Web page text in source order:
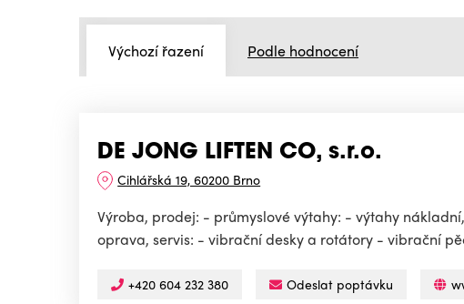
Výchozí řazení Podle hodnocení
DE JONG LIFTEN CO, s.r.o.
Cihlářská 19, 60200 Brno
Výroba, prodej: - průmyslové výtahy: - výtahy
oprava, servis: - vibrační desky a rotátory - vibrační
+420 604 232 380 Odeslat poptávku